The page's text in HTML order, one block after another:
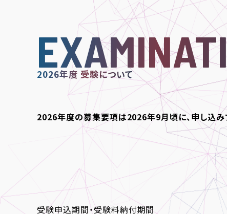
2026年度 受験について
2026年度の募集要項は2026年9月頃に、申し込み
受験申込期間・受験料納付期間